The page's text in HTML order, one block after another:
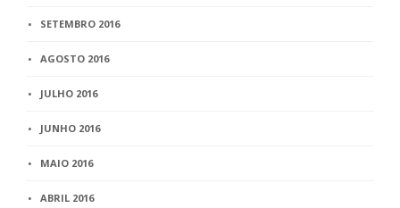
SETEMBRO 2016
AGOSTO 2016
JULHO 2016
JUNHO 2016
MAIO 2016
ABRIL 2016